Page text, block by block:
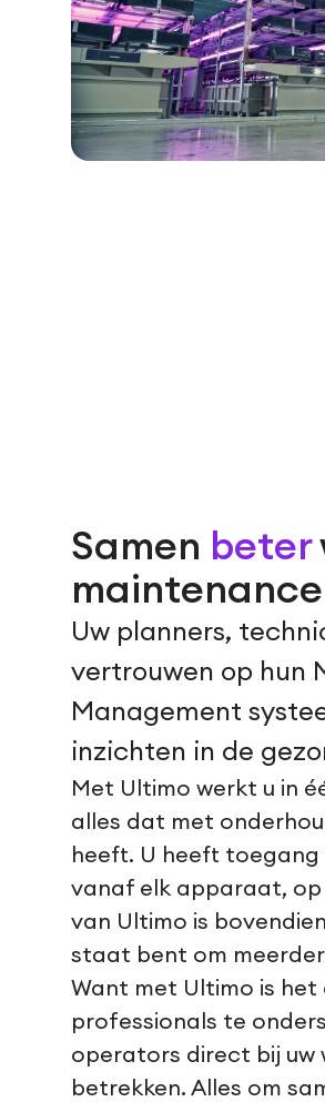
Samen beter
Uw planners,
vertrouwen op hun
Management
inzichten in de
Met Ultimo werkt u in
alles dat met
heeft. U heeft
vanaf elk apparaat,
van Ultimo is
staat bent om
Want met Ultimo is het
professionals te
operators direct bij uw
betrekken. Alles om